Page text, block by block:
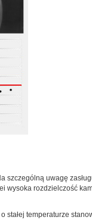
szczególną uwagę
wysoka rozdzielczość
stałej temperaturze